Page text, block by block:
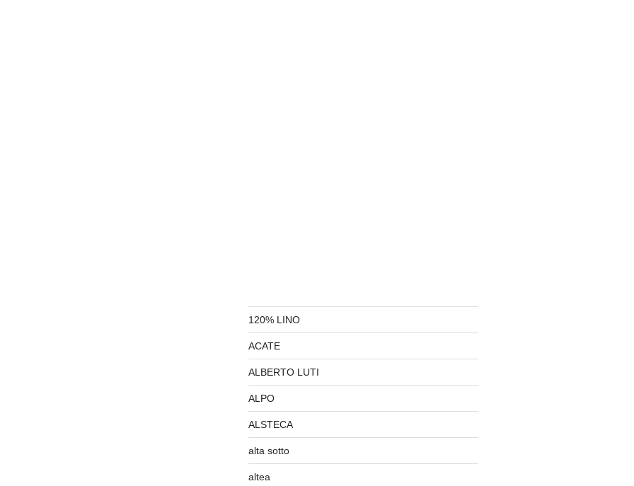
120% LINO
ACATE
ALBERTO LUTI
ALPO
ALSTECA
alta sotto
altea